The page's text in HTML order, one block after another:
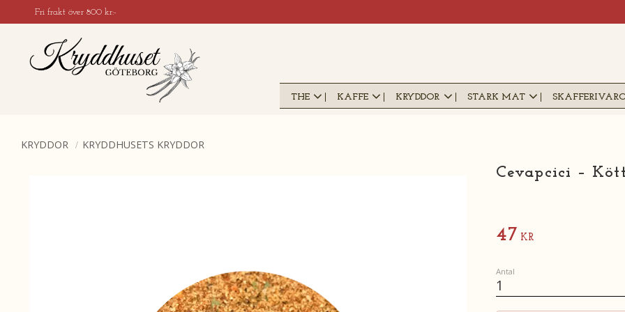
Fri frakt över 800 kr:-
THE KAFFE KRYDDOR STARK MAT
KRYDDOR KRYDDHUSETS KRYDDOR
Cevapcici –
47 KR
Antal